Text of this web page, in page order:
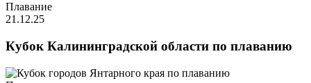
Плавание
21.12.25
Кубок Калининградской области по плаванию